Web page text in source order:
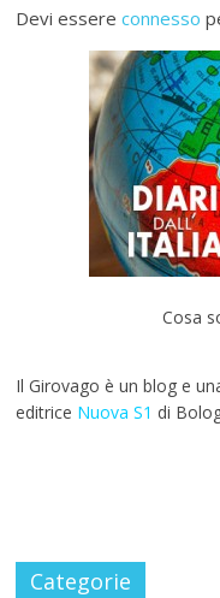
Devi essereconnesso
Cosa
Il Girovago è un blog e
editrice Nuova S1 di
Categorie